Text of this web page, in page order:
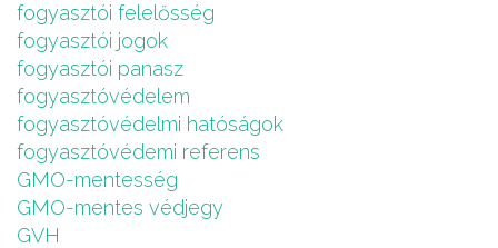
fogyasztói felelősség
fogyasztói jogok
fogyasztói panasz
fogyasztóvédelem
fogyasztóvédelmi hatóságok
fogyasztóvédemi referens
GMO-mentesség
GMO-mentes védjegy
GVH